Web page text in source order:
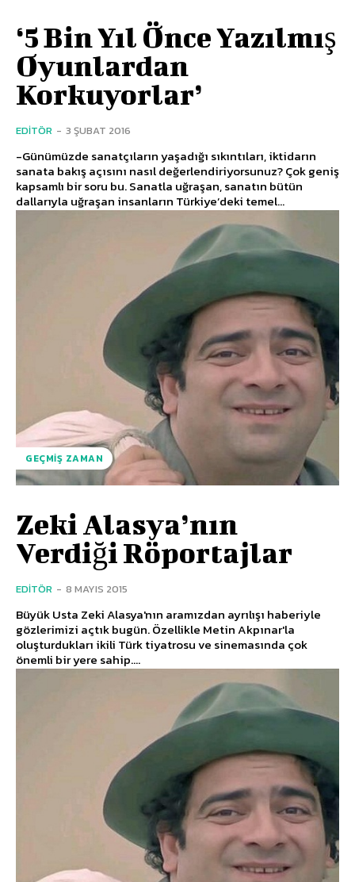
‘5 Bin Yıl Önce Yazılmış
Oyunlardan
Korkuyorlar’
EDITÖR - 3 ŞUBAT 2016
-Günümüzde sanatçıların yaşadığı sıkıntıları, iktidarın
sanata bakış açısını nasıl değerlendiriyorsunuz? Çok geniş
kapsamlı bir soru bu. Sanatla uğraşan, sanatın bütün
dallarıyla uğraşan insanların Türkiye’deki temel...
GEÇMIŞ ZAMAN
Zeki Alasya’nın
Verdiği Röportajlar
EDITÖR - 8 MAYIS 2015
Büyük Usta Zeki Alasya'nın aramızdan ayrılışı haberiyle
gözlerimizi açtık bugün. Özellikle Metin Akpınar'la
oluşturdukları ikili Türk tiyatrosu ve sinemasında çok
önemli bir yere sahip....